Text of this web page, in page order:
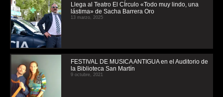
Llega al Teatro El CÍrculo «Todo muy lindo, una
lástima» de Sacha Barrera Oro
13 marzo, 2025
FESTIVAL DE MUSICA ANTIGUA en el Auditorio de
la Biblioteca San Martín
9 octubre, 2021